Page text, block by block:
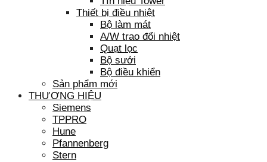
Thiết bị điều nhiệt
Bộ làm mát
A/W trao đổi nhiệt
Quạt lọc
Bộ sưởi
Bộ điều khiển
Sản phẩm mới
THƯƠNG HIỆU
Siemens
TPPRO
Hune
Pfannenberg
Stern